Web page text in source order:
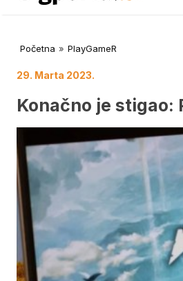
Početna » PlayGameR
29. Marta 2023.
Konačno je stigao: